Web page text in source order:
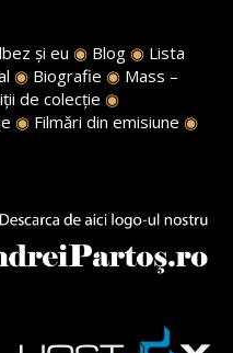
și eu ◉ Blog ◉ Lista
◉ Biografie ◉ Mass –
de colecție ◉
◉ Filmări din emisiune ◉